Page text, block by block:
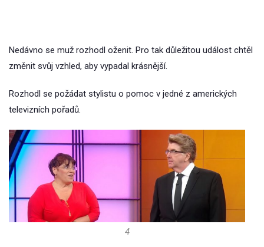
Nedávno se muž rozhodl oženit. Pro tak důležitou událost chtěl
změnit svůj vzhled, aby vypadal krásnější.
Rozhodl se požádat stylistu o pomoc v jedné z amerických
televizních pořadů.
4